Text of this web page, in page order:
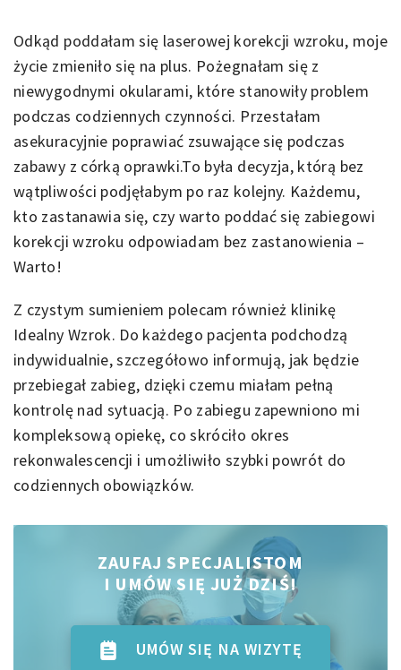
Odkąd poddałam się laserowej korekcji wzroku, moje
życie zmieniło się na plus. Pożegnałam się z
niewygodnymi okularami, które stanowiły problem
podczas codziennych czynności. Przestałam
asekuracyjnie poprawiać zsuwające się podczas
zabawy z córką oprawki.To była decyzja, którą bez
wątpliwości podjęłabym po raz kolejny. Każdemu,
kto zastanawia się, czy warto poddać się zabiegowi
korekcji wzroku odpowiadam bez zastanowienia –
Warto!
Z czystym sumieniem polecam również klinikę
Idealny Wzrok. Do każdego pacjenta podchodzą
indywidualnie, szczegółowo informują, jak będzie
przebiegał zabieg, dzięki czemu miałam pełną
kontrolę nad sytuacją. Po zabiegu zapewniono mi
kompleksową opiekę, co skróciło okres
rekonwalescencji i umożliwiło szybki powrót do
codziennych obowiązków.
ZAUFAJ SPECJALISTOM
I UMÓW SIĘ JUŻ DZIŚ!
UMÓW SIĘ NA WIZYTĘ